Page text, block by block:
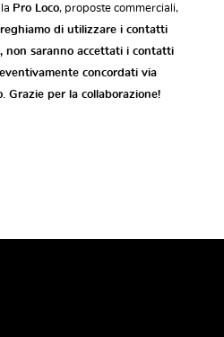
Pro Loco, proposte commerciali,
di utilizzare i contatti
non saranno accettati i contatti
concordati via
Grazie per la collaborazione!
Credits